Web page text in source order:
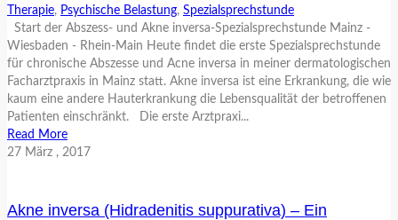
Therapie, Psychische Belastung, Spezialsprechstunde
Start der Abszess- und Akne inversa-Spezialsprechstunde Mainz -
Wiesbaden - Rhein-Main Heute findet die erste Spezialsprechstunde
für chronische Abszesse und Acne inversa in meiner dermatologischen
Facharztpraxis in Mainz statt. Akne inversa ist eine Erkrankung, die wie
kaum eine andere Hauterkrankung die Lebensqualität der betroffenen
Patienten einschränkt. Die erste Arztpraxi...
Read More
27 März , 2017
Akne inversa (Hidradenitis suppurativa) – Ein